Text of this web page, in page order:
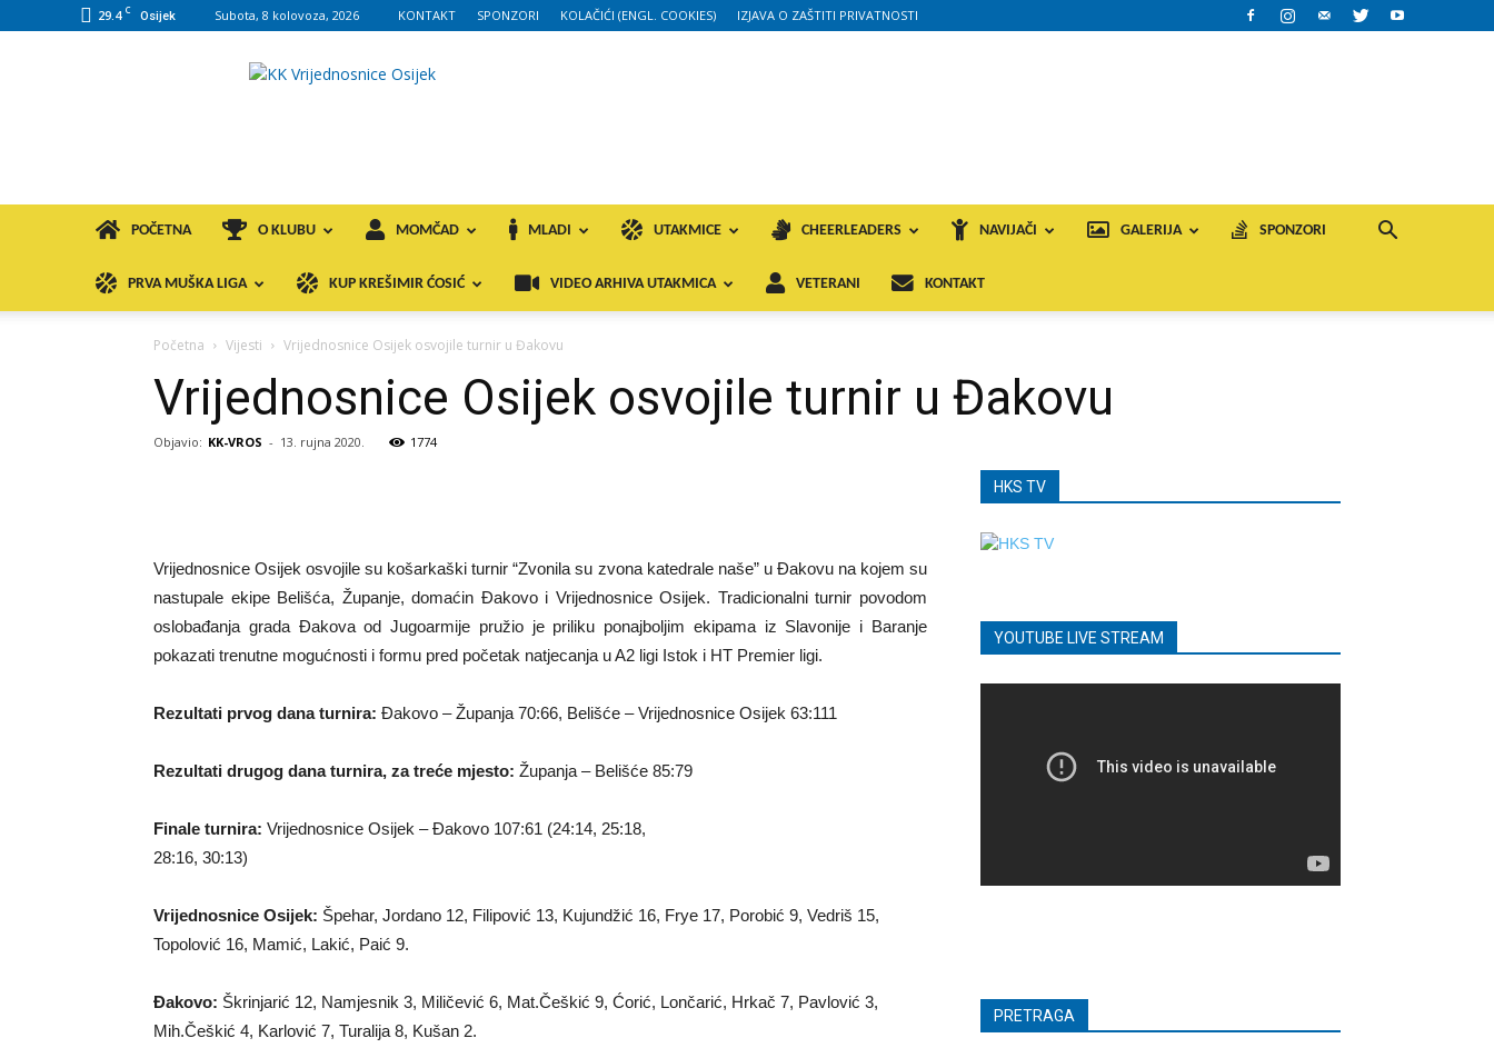
29.4 C Osijek Subota, 8 kolovoza, 2026 KONTAKT SPONZORI KOLAČIĆI (ENGL. COOKIES) IZJAVA O ZAŠTITI PRIVATNOSTI
POČETNA O KLUBU MOMČAD MLADI UTAKMICE CHEERLEADERS NAVIJAČI GALERIJA SPONZORI
PRVA MUŠKA LIGA KUP KREŠIMIR ĆOSIĆ VIDEO ARHIVA UTAKMICA VETERANI KONTAKT
Početna Vijesti Vrijednosnice Osijek osvojile turnir u Đakovu
Vrijednosnice Osijek osvojile turnir u Đakovu
Objavio: KK-VROS - 13. rujna 2020. 1774
Vrijednosnice Osijek osvojile su košarkaški turnir “Zvonila su zvona katedrale naše” u Đakovu na kojem su
nastupale ekipe Belišća, Županje, domaćin Đakovo i Vrijednosnice Osijek. Tradicionalni turnir povodom
oslobađanja grada Đakova od Jugoarmije pružio je priliku ponajboljim ekipama iz Slavonije i Baranje
pokazati trenutne mogućnosti i formu pred početak natjecanja u A2 ligi Istok i HT Premier ligi.
Rezultati prvog dana turnira: Đakovo – Županja 70:66, Belišće – Vrijednosnice Osijek 63:111
Rezultati drugog dana turnira, za treće mjesto: Županja – Belišće 85:79
Finale turnira: Vrijednosnice Osijek – Đakovo 107:61 (24:14, 25:18,
28:16, 30:13)
Vrijednosnice Osijek: Špehar, Jordano 12, Filipović 13, Kujundžić 16, Frye 17, Porobić 9, Vedriš 15,
Topolović 16, Mamić, Lakić, Paić 9.
Đakovo: Škrinjarić 12, Namjesnik 3, Miličević 6, Mat.Češkić 9, Ćorić, Lončarić, Hrkač 7, Pavlović 3,
Mih.Češkić 4, Karlović 7, Turalija 8, Kušan 2.
HKS TV
YOUTUBE LIVE STREAM
PRETRAGA